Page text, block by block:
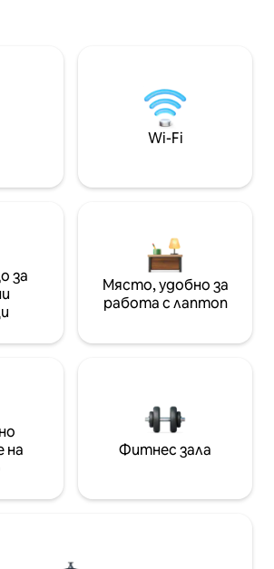
Wi-Fi
за
Място, удобно за
работа с лаптоп
на
Фитнес зала